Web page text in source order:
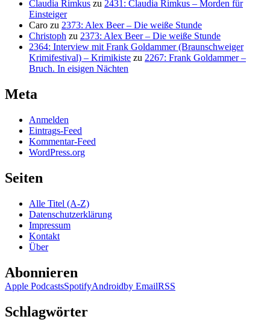
Claudia Rimkus zu 2431: Claudia Rimkus – Morden für
Einsteiger
Caro zu 2373: Alex Beer – Die weiße Stunde
Christoph zu 2373: Alex Beer – Die weiße Stunde
2364: Interview mit Frank Goldammer (Braunschweiger
Krimifestival) – Krimikiste zu 2267: Frank Goldammer –
Bruch. In eisigen Nächten
Meta
Anmelden
Eintrags-Feed
Kommentar-Feed
WordPress.org
Seiten
Alle Titel (A-Z)
Datenschutzerklärung
Impressum
Kontakt
Über
Abonnieren
Apple PodcastsSpotifyAndroidby EmailRSS
Schlagwörter